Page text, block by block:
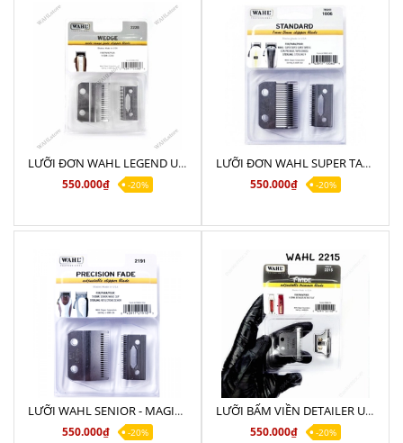
LƯỠI ĐƠN WAHL LEGEND USA NHẬP KHẨU CHÍNH HÃNG
550.000₫
-20%
LƯỠI ĐƠN WAHL SUPER TAPER - ICON - PRO BASIC - STERLING
550.000₫
-20%
LƯỠI WAHL SENIOR - MAGIC CLIP - STERLING CHÍNH HÃNG USA
550.000₫
-20%
LƯỠI BẤM VIỀN DETAILER USA
550.000₫
-20%